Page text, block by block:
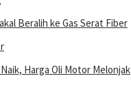
Beralih ke Gas Serat Fiber
Harga Oli Motor Melonjak